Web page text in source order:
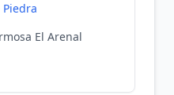
Piedra
El Arenal